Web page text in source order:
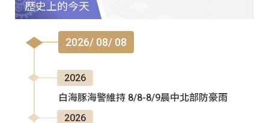
歷史上的今天
2026/ 08/ 08
2026
白海豚海警維持 8/8-8/9晨中北部防豪雨
2026